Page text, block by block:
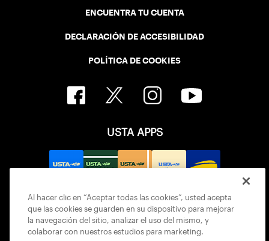
ENCUENTRA TU CUENTA
DECLARACIÓN DE ACCESIBILIDAD
POLÍTICA DE COOKIES
USTA APPS
Al hacer clic en “Aceptar todas las cookies”, usted acepta
que las cookies se guarden en su dispositivo para mejorar
la navegación del sitio, analizar el uso del mismo, y
colaborar con nuestros estudios para marketing.